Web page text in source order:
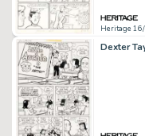
Heritage